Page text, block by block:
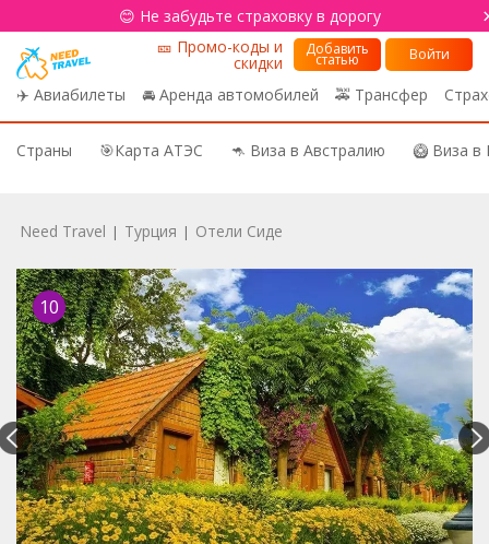
😊 Не забудьте страховку в дорогу
✈️ Авиабилеты 🚘 Аренда автомобилей 🚕 Трансфер
🎫 Промо-коды и
скидки
Добавить
статью Войти
Страны 🎯Карта АТЭС 🦘 Виза в Австралию 🥝 Виза
Need Travel | Турция | Отели Сиде
10